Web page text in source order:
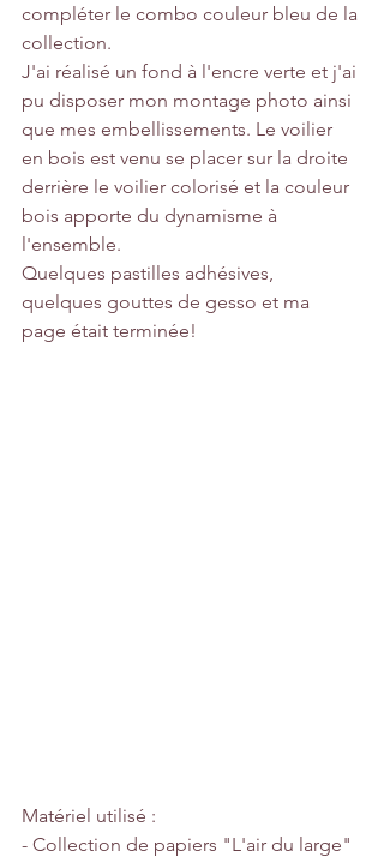
compléter le combo couleur bleu de la
collection.
J'ai réalisé un fond à l'encre verte et j'ai
pu disposer mon montage photo ainsi
que mes embellissements. Le voilier
en bois est venu se placer sur la droite
derrière le voilier colorisé et la couleur
bois apporte du dynamisme à
l'ensemble.
Quelques pastilles adhésives,
quelques gouttes de gesso et ma
page était terminée!
Matériel utilisé :
- Collection de papiers "L'air du large"